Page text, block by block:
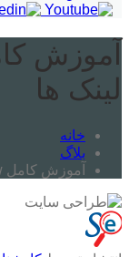
لینک ها
خانه
بلاگ
آموزش کامل disavow کردن بک لینک ها